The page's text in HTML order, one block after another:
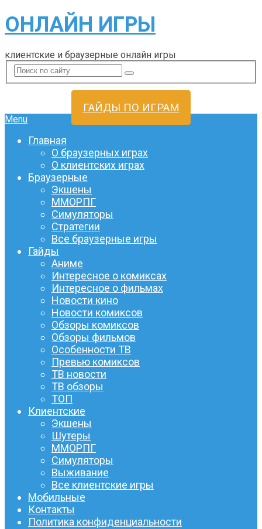
ОНЛАЙН ИГРЫ
клиентские и браузерные онлайн игры
ГАЙДЫ ПО ИГРАМ
Menu
Главная
О браузерных играх
О клиентских играх
Браузерные
Экшены
ММОРПГ
Симуляторы
Стратегии
Все браузерные игры
Гайды
Аниме
Интересное о комиксах
Интересное о фильмах
Новости кино
Новости комиксов
Обзоры комиксов
Обзоры фильмов
Особенности ТВ
Превью комиксов
ТВ новости
ТВ обзоры
ТОП
Клиентские
Экшены
Шутеры
ММОРПГ
Симуляторы
Выживание
Все клиентские игры
Мобильные
Контакты
Политика конфиденциальности